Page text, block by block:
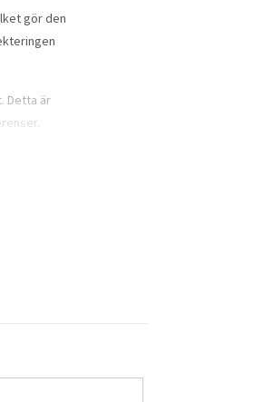
gör den
Detta är
förbättrar